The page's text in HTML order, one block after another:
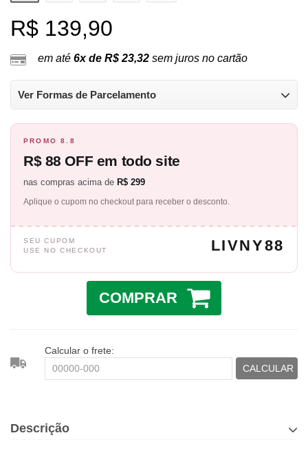
R$ 139,90
em até 6x de R$ 23,32 sem juros no cartão
Ver Formas de Parcelamento
PROMO 8.8
R$ 88 OFF em todo site
nas compras acima de R$ 299
Aplique o cupom no checkout para receber o desconto.
SEU CUPOM
USE NO CHECKOUT
LIVNY88
COMPRAR
Calcular o frete:
CALCULAR
Descrição